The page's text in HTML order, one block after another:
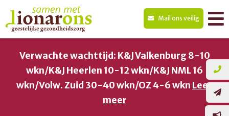
Mail ons veilig
Verwachte wachttijd: K&J Valkenburg 8-10
wkn/K&J Heerlen 10-12 wkn/K&J NML 16
wkn/Volw. Zuid 30-40 wkn/OZ 4-6 wkn Lees
meer